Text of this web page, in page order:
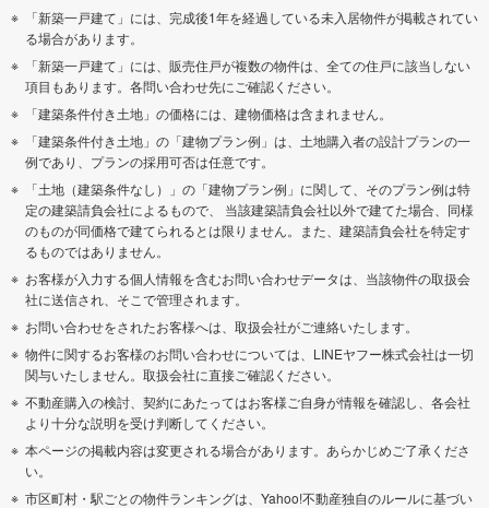
「新築一戸建て」には、完成後1年を経過している未入居物件が掲載されてい
る場合があります。
「新築一戸建て」には、販売住戸が複数の物件は、全ての住戸に該当しない
項目もあります。各問い合わせ先にご確認ください。
「建築条件付き土地」の価格には、建物価格は含まれません。
「建築条件付き土地」の「建物プラン例」は、土地購入者の設計プランの一
例であり、プランの採用可否は任意です。
「土地（建築条件なし）」の「建物プラン例」に関して、そのプラン例は特
定の建築請負会社によるもので、 当該建築請負会社以外で建てた場合、同様
のものが同価格で建てられるとは限りません。また、建築請負会社を特定す
るものではありません。
お客様が入力する個人情報を含むお問い合わせデータは、当該物件の取扱会
社に送信され、そこで管理されます。
お問い合わせをされたお客様へは、取扱会社がご連絡いたします。
物件に関するお客様のお問い合わせについては、LINEヤフー株式会社は一切
関与いたしません。取扱会社に直接ご確認ください。
不動産購入の検討、契約にあたってはお客様ご自身が情報を確認し、各会社
より十分な説明を受け判断してください。
本ページの掲載内容は変更される場合があります。あらかじめご了承くださ
い。
市区町村・駅ごとの物件ランキングは、Yahoo!不動産独自のルールに基づい